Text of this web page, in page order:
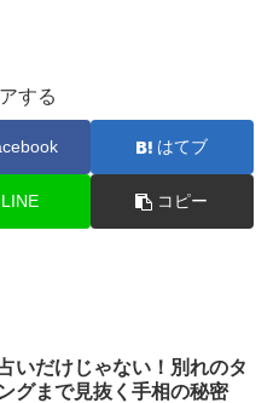
する
はてブ
LINE コピー
いだけじゃない！別れのタ
グまで見抜く手相の秘密